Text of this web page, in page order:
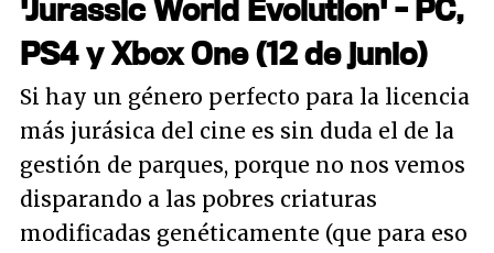
'Jurassic World Evolution' - PC,
PS4 y Xbox One (12 de junio)
Si hay un género perfecto para la licencia
más jurásica del cine es sin duda el de la
gestión de parques, porque no nos vemos
disparando a las pobres criaturas
modificadas genéticamente (que para eso